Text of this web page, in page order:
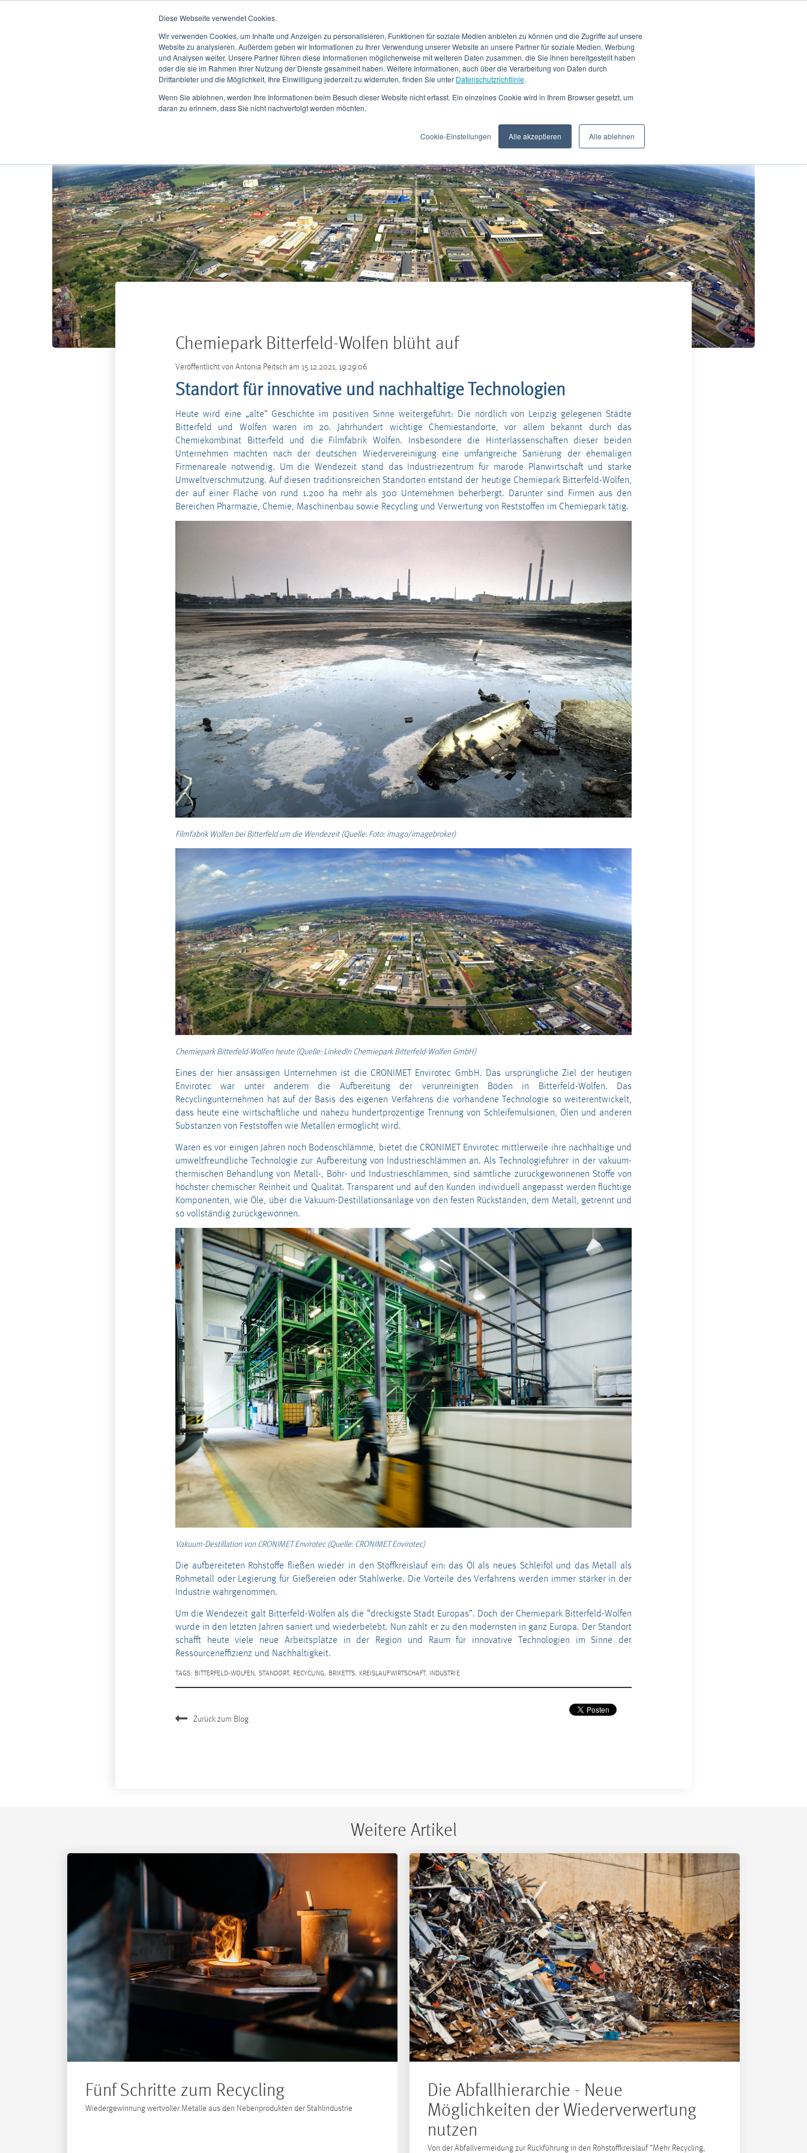
Diese Webseite verwendet Cookies.
Wir verwenden Cookies, um Inhalte und Anzeigen zu personalisieren, Funktionen für soziale Medien anbieten zu können und die Zugriffe auf unsere
Website zu analysieren. Außerdem geben wir Informationen zu Ihrer Verwendung unserer Website an unsere Partner für soziale Medien, Werbung
und Analysen weiter. Unsere Partner führen diese Informationen möglicherweise mit weiteren Daten zusammen, die Sie ihnen bereitgestellt haben
oder die sie im Rahmen Ihrer Nutzung der Dienste gesammelt haben. Weitere Informationen, auch über die Verarbeitung von Daten durch
Drittanbieter und die Möglichkeit, Ihre Einwilligung jederzeit zu widerrufen, finden Sie unter Datenschutzrichtlinie.
Wenn Sie ablehnen, werden Ihre Informationen beim Besuch dieser Website nicht erfasst. Ein einzelnes Cookie wird in Ihrem Browser gesetzt, um
daran zu erinnern, dass Sie nicht nachverfolgt werden möchten.
Cookie-Einstellungen Alle akzeptieren Alle ablehnen
Chemiepark Bitterfeld-Wolfen blüht auf
Veröffentlicht von Antonia Peitsch am 15.12.2021, 19:29:06
Standort für innovative und nachhaltige Technologien
Heute wird eine „alte” Geschichte im positiven Sinne weitergeführt: Die nördlich von Leipzig gelegenen Städte
Bitterfeld und Wolfen waren im 20. Jahrhundert wichtige Chemiestandorte, vor allem bekannt durch das
Chemiekombinat Bitterfeld und die Filmfabrik Wolfen. Insbesondere die Hinterlassenschaften dieser beiden
Unternehmen machten nach der deutschen Wiedervereinigung eine umfangreiche Sanierung der ehemaligen
Firmenareale notwendig. Um die Wendezeit stand das Industriezentrum für marode Planwirtschaft und starke
Umweltverschmutzung. Auf diesen traditionsreichen Standorten entstand der heutige Chemiepark Bitterfeld-Wolfen,
der auf einer Fläche von rund 1.200 ha mehr als 300 Unternehmen beherbergt. Darunter sind Firmen aus den
Bereichen Pharmazie, Chemie, Maschinenbau sowie Recycling und Verwertung von Reststoffen im Chemiepark tätig.
Filmfabrik Wolfen bei Bitterfeld um die Wendezeit (Quelle: Foto: imago/imagebroker)
Chemiepark Bitterfeld-Wolfen heute (Quelle: LinkedIn Chemiepark Bitterfeld-Wolfen GmbH)
Eines der hier ansässigen Unternehmen ist die CRONIMET Envirotec GmbH. Das ursprüngliche Ziel der heutigen
Envirotec war unter anderem die Aufbereitung der verunreinigten Böden in Bitterfeld-Wolfen. Das
Recyclingunternehmen hat auf der Basis des eigenen Verfahrens die vorhandene Technologie so weiterentwickelt,
dass heute eine wirtschaftliche und nahezu hundertprozentige Trennung von Schleifemulsionen, Ölen und anderen
Substanzen von Feststoffen wie Metallen ermöglicht wird.
Waren es vor einigen Jahren noch Bodenschlämme, bietet die CRONIMET Envirotec mittlerweile ihre nachhaltige und
umweltfreundliche Technologie zur Aufbereitung von Industrieschlämmen an. Als Technologieführer in der vakuum-
thermischen Behandlung von Metall-, Bohr- und Industrieschlämmen, sind sämtliche zurückgewonnenen Stoffe von
höchster chemischer Reinheit und Qualität. Transparent und auf den Kunden individuell angepasst werden flüchtige
Komponenten, wie Öle, über die Vakuum-Destillationsanlage von den festen Rückständen, dem Metall, getrennt und
so vollständig zurückgewonnen.
Vakuum-Destillation von CRONIMET Envirotec (Quelle: CRONIMET Envirotec)
Die aufbereiteten Rohstoffe fließen wieder in den Stoffkreislauf ein: das Öl als neues Schleiföl und das Metall als
Rohmetall oder Legierung für Gießereien oder Stahlwerke. Die Vorteile des Verfahrens werden immer stärker in der
Industrie wahrgenommen.
Um die Wendezeit galt Bitterfeld-Wolfen als die “dreckigste Stadt Europas”. Doch der Chemiepark Bitterfeld-Wolfen
wurde in den letzten Jahren saniert und wiederbelebt. Nun zählt er zu den modernsten in ganz Europa. Der Standort
schafft heute viele neue Arbeitsplätze in der Region und Raum für innovative Technologien im Sinne der
Ressourceneffizienz und Nachhaltigkeit.
TAGS: BITTERFELD-WOLFEN, STANDORT, RECYCLING, BRIKETTS, KREISLAUFWIRTSCHAFT, INDUSTRIE
Zurück zum Blog
Weitere Artikel
Fünf Schritte zum Recycling
Wiedergewinnung wertvoller Metalle aus den Nebenprodukten der Stahlindustrie
Die Abfallhierarchie - Neue
Möglichkeiten der Wiederverwertung
nutzen
Von der Abfallvermeidung zur Rückführung in den Rohstoffkreislauf “Mehr Recycling,